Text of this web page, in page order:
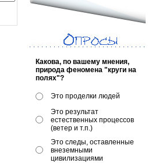
Какова, по вашему мнения,
природа феномена "круги на
полях"?
Это проделки людей
Это результат
естественных процессов
(ветер и т.п.)
Это следы, оставленные
внеземными
цивилизациями